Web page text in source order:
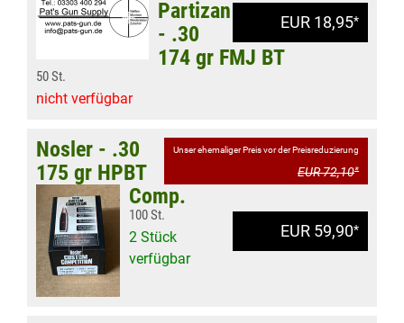
EUR 18,95*
Partizan
- .30
174 gr FMJ BT
50 St.
nicht verfügbar
Unser ehemaliger Preis vor der Preisreduzierung
EUR 72,10*
EUR 59,90*
Nosler - .30
175 gr HPBT
Comp.
100 St.
2 Stück
verfügbar